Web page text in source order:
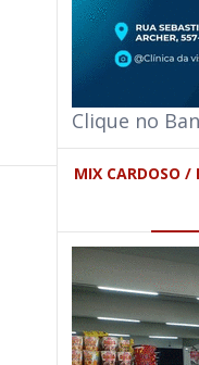
Clique no
MIX CARDOSO